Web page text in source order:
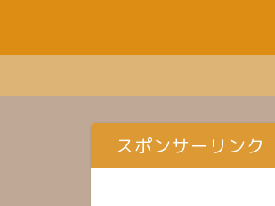
スポンサーリンク